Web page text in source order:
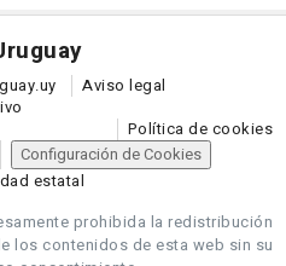
Aviso legal
Política de cookies
Configuración de Cookies
estatal
prohibida la redistribución
los contenidos de esta web sin su